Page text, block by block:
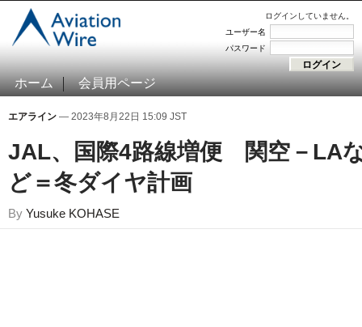
ログインしていません。
ユーザー名
パスワード
ホーム 会員用ページ
エアライン — 2023年8月22日 15:09 JST
JAL、国際4路線増便 関空－LA
ど＝冬ダイヤ計画
By Yusuke KOHASE